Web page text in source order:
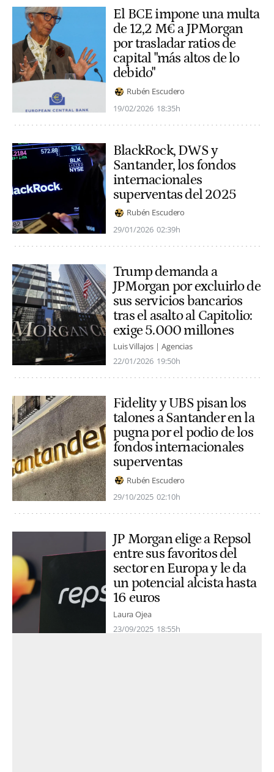
El BCE impone una multa
de 12,2 M€ a JPMorgan
por trasladar ratios de
capital "más altos de lo
debido"
Rubén Escudero
19/02/2026 18:35h
BlackRock, DWS y
Santander, los fondos
internacionales
superventas del 2025
Rubén Escudero
29/01/2026 02:39h
Trump demanda a
JPMorgan por excluirlo de
sus servicios bancarios
tras el asalto al Capitolio:
exige 5.000 millones
Luis Villajos | Agencias
22/01/2026 19:50h
Fidelity y UBS pisan los
talones a Santander en la
pugna por el podio de los
fondos internacionales
superventas
Rubén Escudero
29/10/2025 02:10h
JP Morgan elige a Repsol
entre sus favoritos del
sector en Europa y le da
un potencial alcista hasta
16 euros
Laura Ojea
23/09/2025 18:55h